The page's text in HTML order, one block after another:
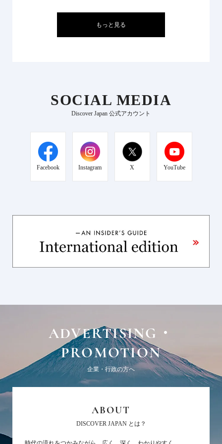
もっと見る
SOCIAL MEDIA
Discover Japan 公式アカウント
Facebook Instagram X YouTube
ADVERTISING・
PROMOTION
企業・行政の方へ
ABOUT
DISCOVER JAPAN とは？